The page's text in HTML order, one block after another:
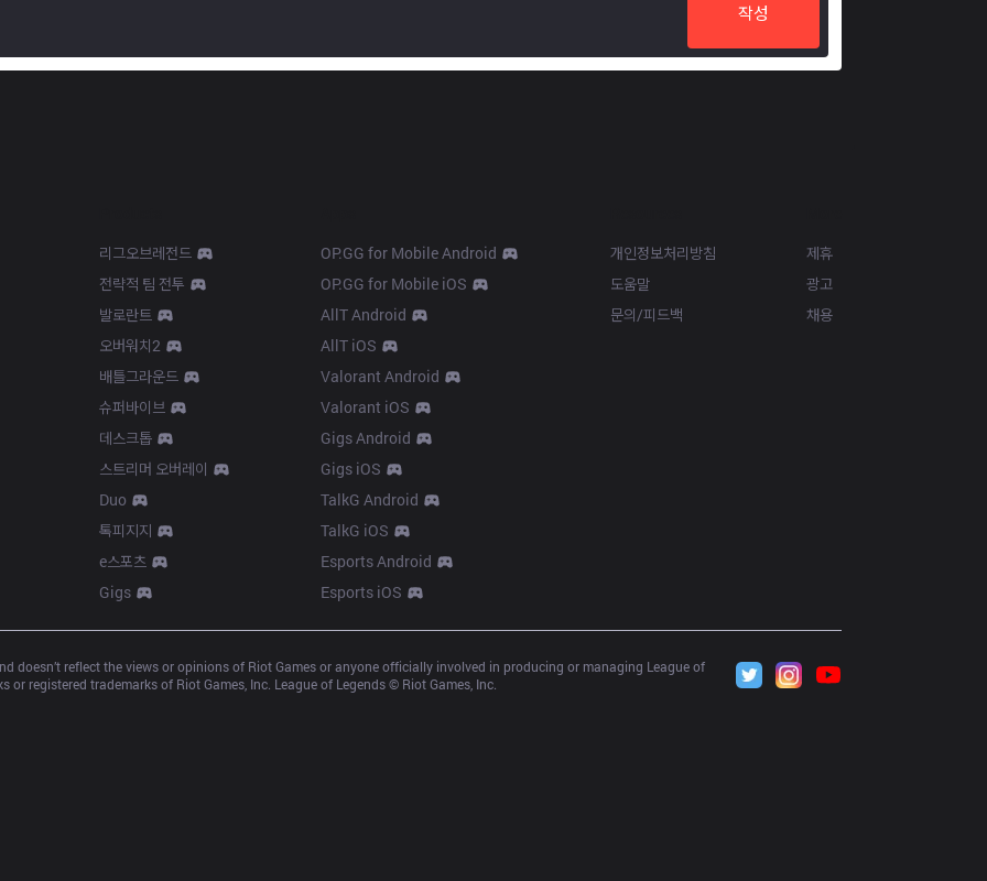
작성
리그오브레전드
전략적 팀 전투
발로란트
오버워치2
배틀그라운드
슈퍼바이브
데스크톱
스트리머 오버레이
Duo
톡피지지
e스포츠
Gigs
OP.GG for Mobile Android
OP.GG for Mobile iOS
AllT Android
AllT iOS
Valorant Android
Valorant iOS
Gigs Android
Gigs iOS
TalkG Android
TalkG iOS
Esports Android
Esports iOS
개인정보처리방침
도움말
문의/피드백
제휴
광고
채용
doesn’t reflect the views or opinions of Riot Games or anyone officially involved in producing or managing League of
or registered trademarks of Riot Games, Inc. League of Legends © Riot Games, Inc.